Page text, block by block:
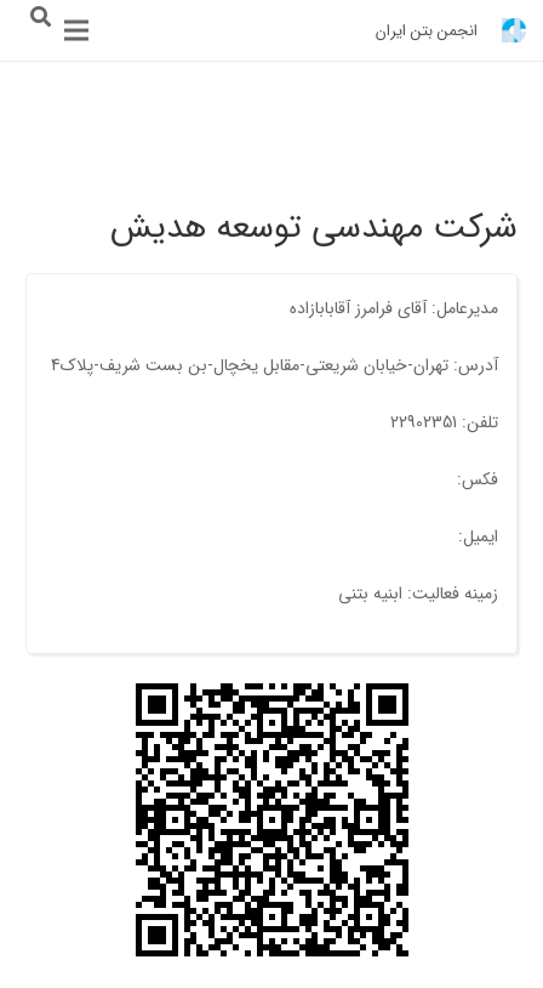
انجمن بتن ایران
شرکت مهندسی توسعه هدیش
مدیرعامل: آقای فرامرز آقابابازاده
آدرس: تهران-خیابان شریعتی-مقابل یخچال-بن بست شریف-پلاک4
تلفن: 22902351
فکس:
ایمیل:
زمینه فعالیت: ابنیه بتنی